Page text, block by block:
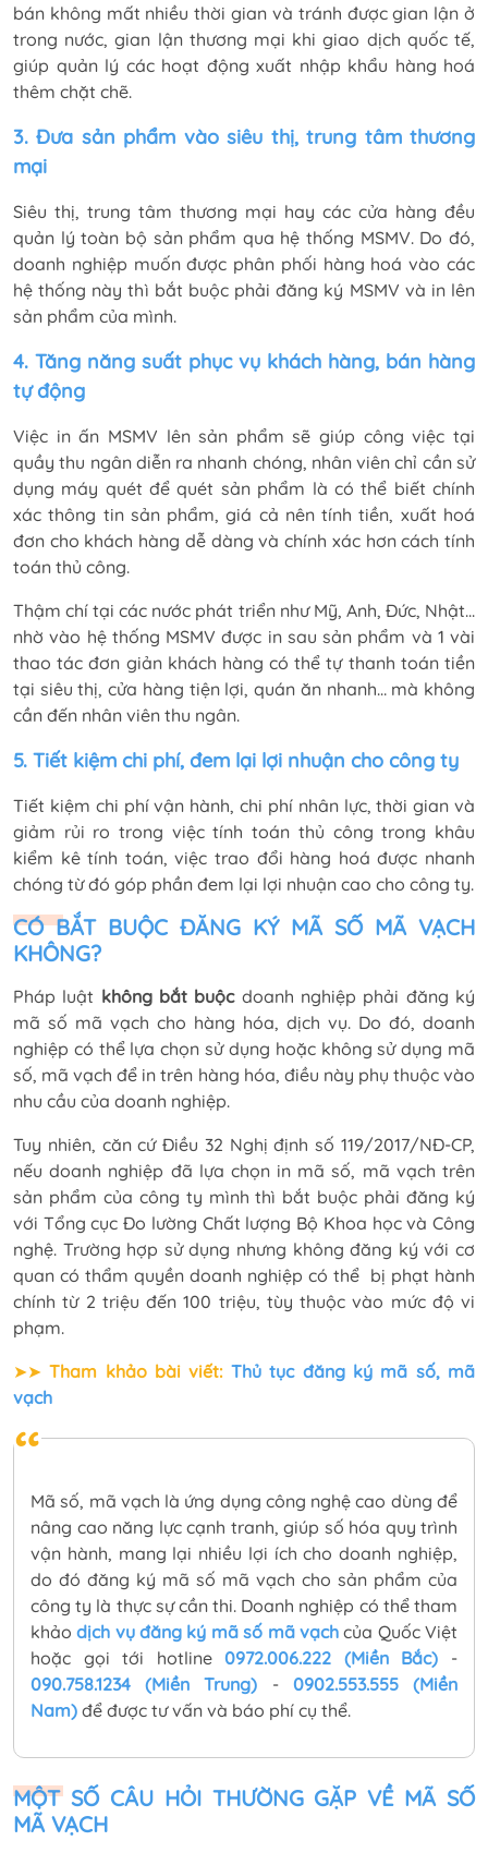
bán không mất nhiều thời gian và tránh được gian lận ở
trong nước, gian lận thương mại khi giao dịch quốc tế,
giúp quản lý các hoạt động xuất nhập khẩu hàng hoá
thêm chặt chẽ.
3. Đưa sản phẩm vào siêu thị, trung tâm thương
mại
Siêu thị, trung tâm thương mại hay các cửa hàng đều
quản lý toàn bộ sản phẩm qua hệ thống MSMV. Do đó,
doanh nghiệp muốn được phân phối hàng hoá vào các
hệ thống này thì bắt buộc phải đăng ký MSMV và in lên
sản phẩm của mình.
4. Tăng năng suất phục vụ khách hàng, bán hàng
tự động
Việc in ấn MSMV lên sản phẩm sẽ giúp công việc tại
quầy thu ngân diễn ra nhanh chóng, nhân viên chỉ cần sử
dụng máy quét để quét sản phẩm là có thể biết chính
xác thông tin sản phẩm, giá cả nên tính tiền, xuất hoá
đơn cho khách hàng dễ dàng và chính xác hơn cách tính
toán thủ công.
Thậm chí tại các nước phát triển như Mỹ, Anh, Đức, Nhật...
nhờ vào hệ thống MSMV được in sau sản phẩm và 1 vài
thao tác đơn giản khách hàng có thể tự thanh toán tiền
tại siêu thị, cửa hàng tiện lợi, quán ăn nhanh… mà không
cần đến nhân viên thu ngân.
5. Tiết kiệm chi phí, đem lại lợi nhuận cho công ty
Tiết kiệm chi phí vận hành, chi phí nhân lực, thời gian và
giảm rủi ro trong việc tính toán thủ công trong khâu
kiểm kê tính toán, việc trao đổi hàng hoá được nhanh
chóng từ đó góp phần đem lại lợi nhuận cao cho công ty.
CÓ BẮT BUỘC ĐĂNG KÝ MÃ SỐ MÃ VẠCH
KHÔNG?
Pháp luật không bắt buộcdoanh nghiệp phải đăng ký
mã số mã vạch cho hàng hóa, dịch vụ. Do đó, doanh
nghiệp có thể lựa chọn sử dụng hoặc không sử dụng mã
số, mã vạch để in trên hàng hóa, điều này phụ thuộc vào
nhu cầu của doanh nghiệp.
Tuy nhiên, căn cứ Điều 32 Nghị định số 119/2017/NĐ-CP,
nếu doanh nghiệp đã lựa chọn in mã số, mã vạch trên
sản phẩm của công ty mình thì bắt buộc phải đăng ký
với Tổng cục Đo lường Chất lượng Bộ Khoa học và Công
nghệ. Trường hợp sử dụng nhưng không đăng ký với cơ
quan có thẩm quyền doanh nghiệp có thể bị phạt hành
chính từ 2 triệu đến 100 triệu, tùy thuộc vào mức độ vi
phạm.
➤➤Tham khảo bài viết: Thủ tục đăng ký mã số, mã
vạch
Mã số, mã vạch là ứng dụng công nghệ cao dùng để
nâng cao năng lực cạnh tranh, giúp số hóa quy trình
vận hành, mang lại nhiều lợi ích cho doanh nghiệp,
do đó đăng ký mã số mã vạch cho sản phẩm của
công ty là thực sự cần thi. Doanh nghiệp có thể tham
khảodịch vụ đăng ký mã số mã vạchcủa Quốc Việt
hoặc gọi tới hotline0972.006.222 (Miền Bắc)
-
090.758.1234 (Miền Trung) - 0902.553.555 (Miền
Nam) để được tư vấn và báo phí cụ thể.
MỘT SỐ CÂU HỎI THƯỜNG GẶP VỀ MÃ SỐ
MÃ VẠCH